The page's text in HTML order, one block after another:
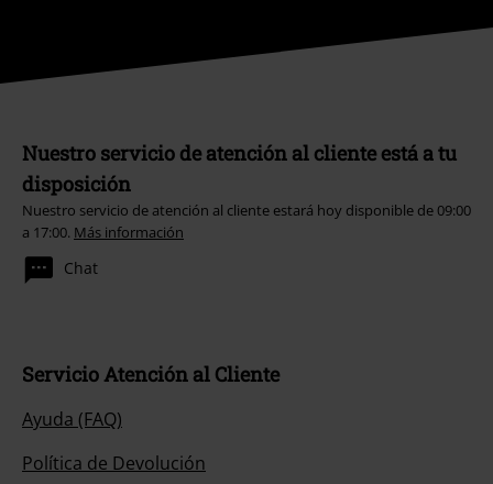
Nuestro servicio de atención al cliente está a tu
disposición
Nuestro servicio de atención al cliente estará hoy disponible de 09:00
a 17:00. Más información
Chat
Servicio Atención al Cliente
Ayuda (FAQ)
Política de Devolución